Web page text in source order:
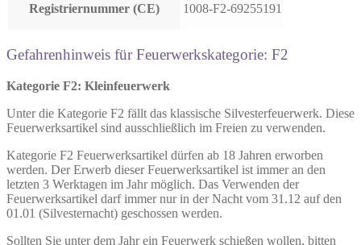
Registriernummer (CE) 1008-F2-69255191
Gefahrenhinweis für Feuerwerkskategorie: F2
Kategorie F2: Kleinfeuerwerk
Unter die Kategorie F2 fällt das klassische Silvesterfeuerwerk. Diese
Feuerwerksartikel sind ausschließlich im Freien zu verwenden.
Kategorie F2 Feuerwerksartikel dürfen ab 18 Jahren erworben
werden. Der Erwerb dieser Feuerwerksartikel ist immer an den
letzten 3 Werktagen im Jahr möglich. Das Verwenden der
Feuerwerksartikel darf immer nur in der Nacht vom 31.12 auf den
01.01 (Silvesternacht) geschossen werden.
Sollten Sie unter dem Jahr ein Feuerwerk schießen wollen, bitten